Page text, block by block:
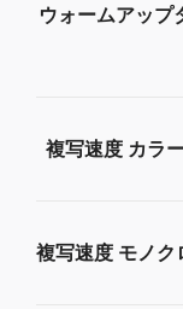
ウォームアップ
複写速度 カラ
複写速度 モノク